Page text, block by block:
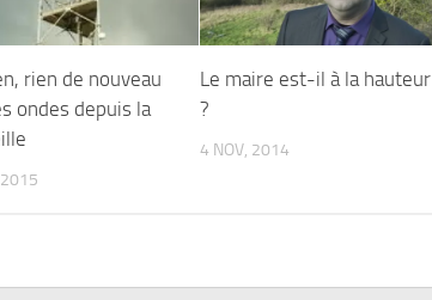
rien de nouveau
ondes depuis la
Le maire est-il à la hauteur
?
4 NOV, 2014